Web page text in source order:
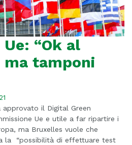
“Ok al
ma tamponi
il Digital Green
Ue e utile a far ripartire i
ma Bruxelles vuole che
la “possibilità di effettuare test